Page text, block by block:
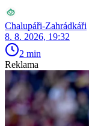
Chalupáři-Zahrádkáři
8. 8. 2026, 19:32
2 min
Reklama